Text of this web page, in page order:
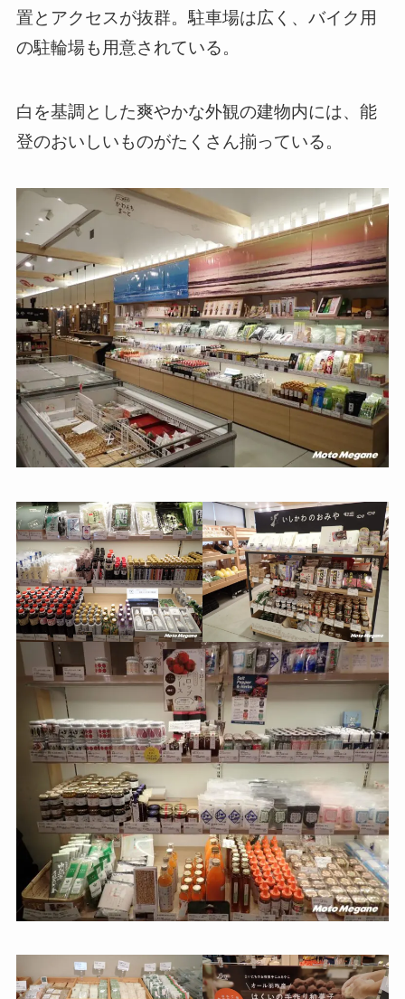
置とアクセスが抜群。駐車場は広く、バイク用
の駐輪場も用意されている。
白を基調とした爽やかな外観の建物内には、能
登のおいしいものがたくさん揃っている。